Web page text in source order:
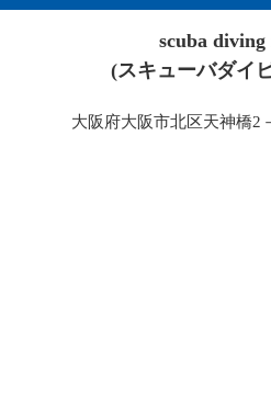
scuba diving
(スキューバダイ
大阪府大阪市北区天神橋